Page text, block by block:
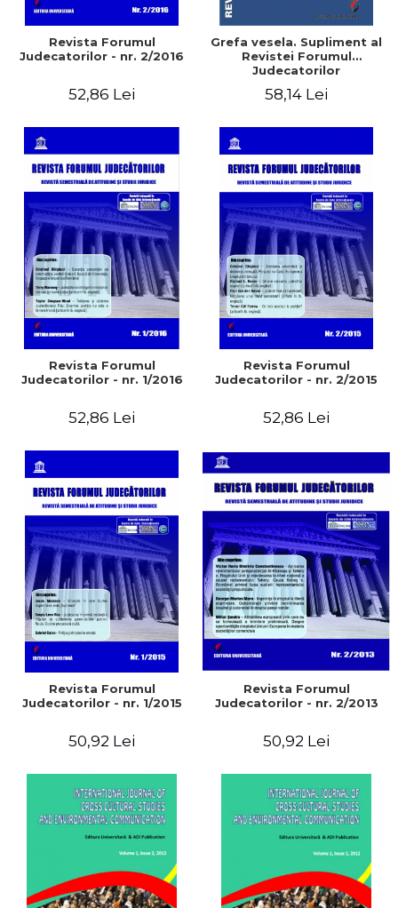
Revista Forumul
Judecatorilor - nr. 2/2016
52,86 Lei
Grefa vesela. Supliment al
Revistei Forumul
Judecatorilor
58,14 Lei
Revista Forumul
Judecatorilor - nr. 1/2016
52,86 Lei
Revista Forumul
Judecatorilor - nr. 2/2015
52,86 Lei
Revista Forumul
Judecatorilor - nr. 1/2015
50,92 Lei
Revista Forumul
Judecatorilor - nr. 2/2013
50,92 Lei